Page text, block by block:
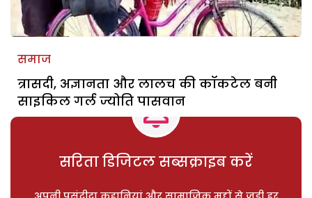
समाज
त्रासदी, अज्ञानता और लालच की कॉकटेल बनी
साइकिल गर्ल ज्योति पासवान
सरिता डिजिटल सब्सक्राइब करें